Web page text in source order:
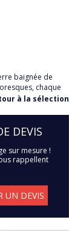
baignée de
chaque
à la sélection
DEVIS
sur mesure !
rappellent
UN DEVIS